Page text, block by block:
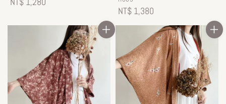
Regular
price
NT$ 1,380